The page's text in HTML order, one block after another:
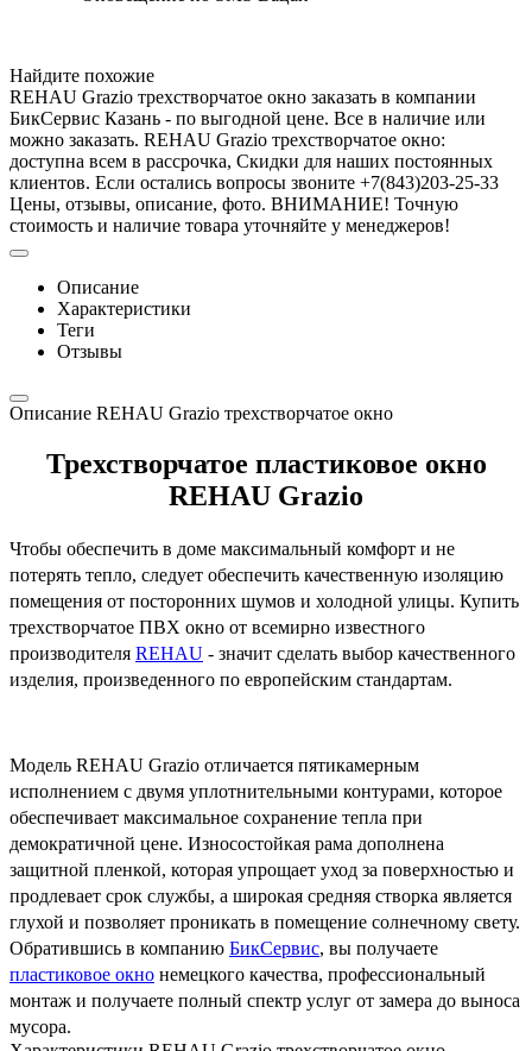
Найдите похожие
REHAU Grazio трехстворчатое окно заказать в компании
БикСервис Казань - по выгодной цене. Все в наличие или
можно заказать. REHAU Grazio трехстворчатое окно:
доступна всем в рассрочка, Скидки для наших постоянных
клиентов. Если остались вопросы звоните +7(843)203-25-33
Цены, отзывы, описание, фото. ВНИМАНИЕ! Точную
стоимость и наличие товара уточняйте у менеджеров!
Описание
Характеристики
Теги
Отзывы
Описание REHAU Grazio трехстворчатое окно
Трехстворчатое пластиковое окно
REHAU Grazio
Чтобы обеспечить в доме максимальный комфорт и не
потерять тепло, следует обеспечить качественную изоляцию
помещения от посторонних шумов и холодной улицы. Купить
трехстворчатое ПВХ окно от всемирно известного
производителя REHAU - значит сделать выбор качественного
изделия, произведенного по европейским стандартам.
Модель REHAU Grazio отличается пятикамерным
исполнением с двумя уплотнительными контурами, которое
обеспечивает максимальное сохранение тепла при
демократичной цене. Износостойкая рама дополнена
защитной пленкой, которая упрощает уход за поверхностью и
продлевает срок службы, а широкая средняя створка является
глухой и позволяет проникать в помещение солнечному свету.
Обратившись в компанию БикСервис, вы получаете
пластиковое окно немецкого качества, профессиональный
монтаж и получаете полный спектр услуг от замера до выноса
мусора.